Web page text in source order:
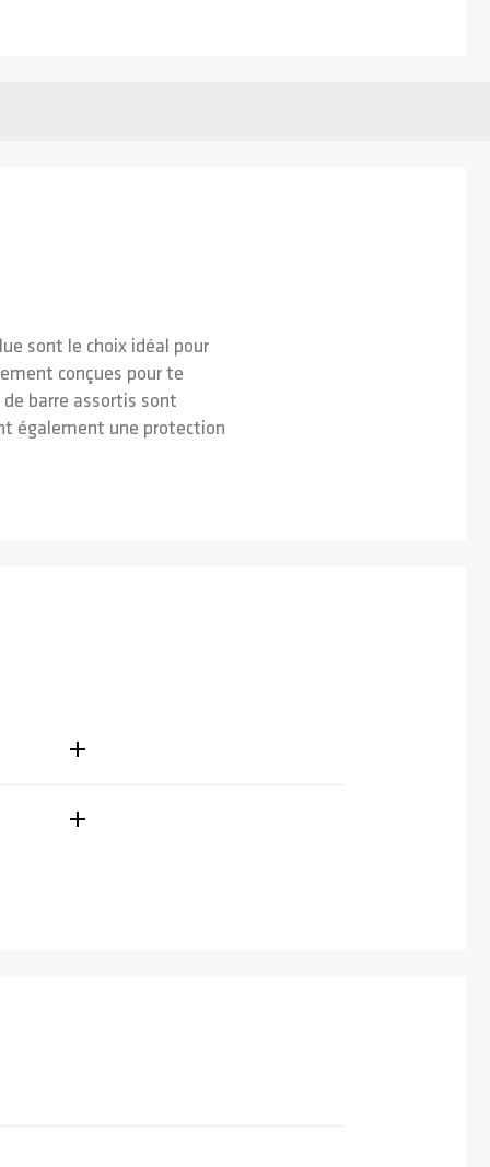
sont le choix idéal pour
conçues pour te
barre assortis sont
également une protection